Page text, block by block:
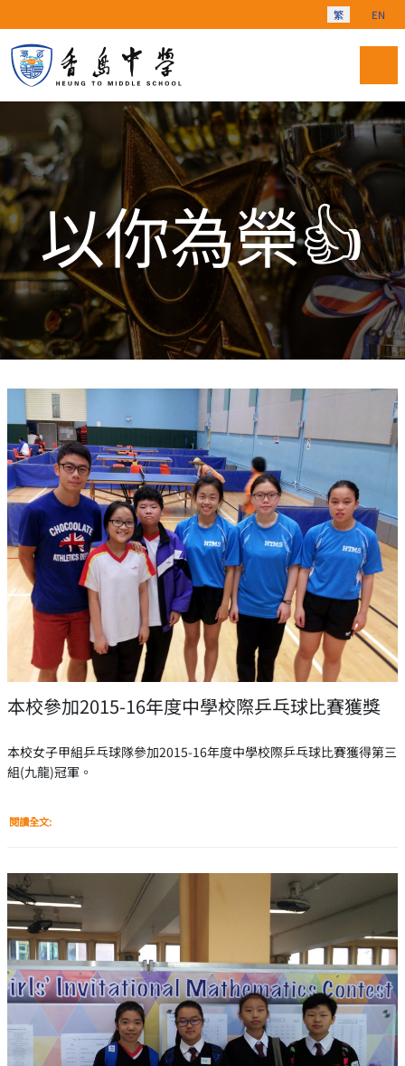
選擇你的語言
繁 EN
以你為榮👍
本校參加2015-16年度中學校際乒乓球比賽獲獎
本校女子甲組乒乓球隊參加2015-16年度中學校際乒乓球比賽獲得第三
組(九龍)冠軍。
閱讀全文: